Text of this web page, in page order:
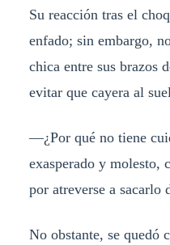
Su reacción tras el
enfado; sin embargo,
chica entre sus brazos
evitar que cayera al
—¿Por qué no tiene
exasperado y molesto,
por atreverse a sacarlo
No obstante, se quedó